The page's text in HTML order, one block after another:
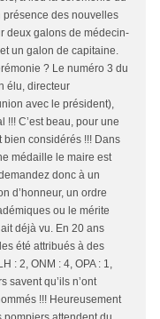
présence des nouvelles
deux galons de médecin-
un galon de capitaine.
? Le numéro 3 du
élu, directeur
avec le président),
!!! C’est beau, pour une
considérés !!! Dans
médaille le maire est
donc à un
d’honneur, un ordre
ou le mérite
déjà vu. En 20 ans
été attribués à des
: 2, ONM : 4, OPA : 1,
savent qu’ils n’ont
!!! Heureusement